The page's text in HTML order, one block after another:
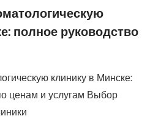
полное руководство
клинику в Минске:
ценам и услугам Выбор